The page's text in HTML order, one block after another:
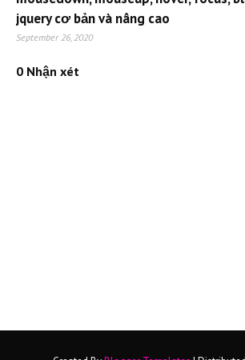
jquery cơ bản và nâng cao
September 26, 2020
0 Nhận xét